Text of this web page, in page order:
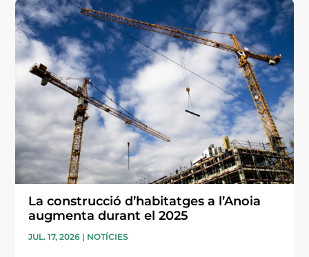
La construcció d’habitatges a l’Anoia
augmenta durant el 2025
JUL. 17, 2026 | NOTÍCIES